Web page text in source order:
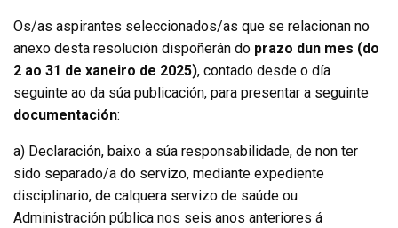
Os/as aspirantes seleccionados/as que se relacionan no
anexo desta resolución dispoñerán do prazo dun mes (do
2 ao 31 de xaneiro de 2025), contado desde o día
seguinte ao da súa publicación, para presentar a seguinte
documentación:
a) Declaración, baixo a súa responsabilidade, de non ter
sido separado/a do servizo, mediante expediente
disciplinario, de calquera servizo de saúde ou
Administración pública nos seis anos anteriores á